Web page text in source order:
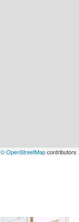
© OpenStreetMapcontributors